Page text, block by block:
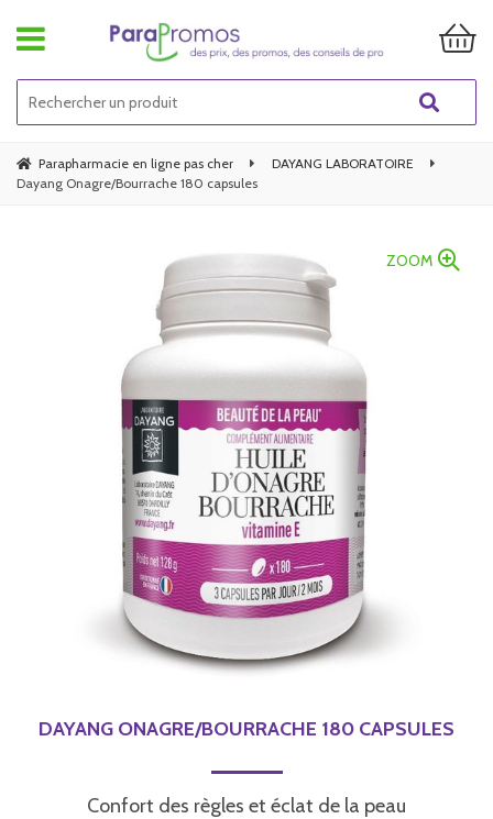
Parapharmacie en ligne pas cher
DAYANG LABORATOIRE
Dayang Onagre/Bourrache 180 capsules
ZOOM
DAYANG ONAGRE/BOURRACHE 180 CAPSULES
Confort des règles et éclat de la peau